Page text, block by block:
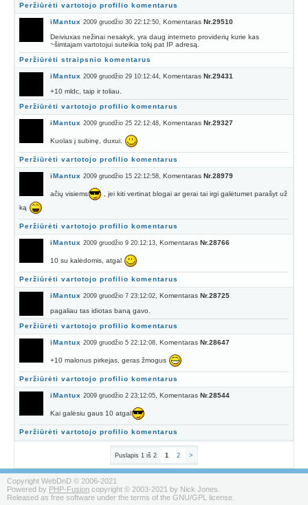
Peržiūrėti vartotojo profilio komentarus
iMantux 2009 gruodžio 30 22:12:50, Komentaras Nr.29510
Deiviuxas nežinai nesakyk, yra daug interneto providerių kurie kas
~šimtajam vartotojui suteikia tokį pat IP adresą.
Peržiūrėti straipsnio komentarus
iMantux 2009 gruodžio 29 10:12:44, Komentaras Nr.29431
+10 mldc, taip ir toliau.
Peržiūrėti vartotojo profilio komentarus
iMantux 2009 gruodžio 25 22:12:48, Komentaras Nr.29327
Kuolas į subinę, duxui.
Peržiūrėti vartotojo profilio komentarus
iMantux 2009 gruodžio 15 22:12:58, Komentaras Nr.28979
ačių visiems
, jei kiti vertinat blogai ar gerai tai irgi galėtumet parašyt už
ką
Peržiūrėti vartotojo profilio komentarus
iMantux 2009 gruodžio 9 20:12:13, Komentaras Nr.28766
10 su kalėdomis, atgal
Peržiūrėti vartotojo profilio komentarus
iMantux 2009 gruodžio 7 23:12:02, Komentaras Nr.28725
pagaliau tas idiotas baną gavo.
Peržiūrėti vartotojo profilio komentarus
iMantux 2009 gruodžio 5 22:12:08, Komentaras Nr.28647
+10 malonus pirkejas, geras žmogus
Peržiūrėti vartotojo profilio komentarus
iMantux 2009 gruodžio 2 23:12:05, Komentaras Nr.28544
Kai galėsiu gaus 10 atgal
Peržiūrėti vartotojo profilio komentarus
Puslapis 1 iš 2 1 2 >
Copyright WebDnD © 2006-2021
Powered by PHP-Fusion copyright © 2003-2021 by Nick Jones.
Released as free software under the terms of the GNU/GPL license.